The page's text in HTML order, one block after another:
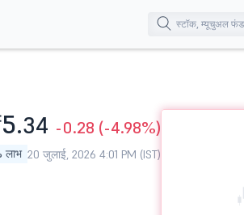
34 -0.28 (-4.98%)
लाभ 20 जुलाई, 2026 4:01 PM (IST)